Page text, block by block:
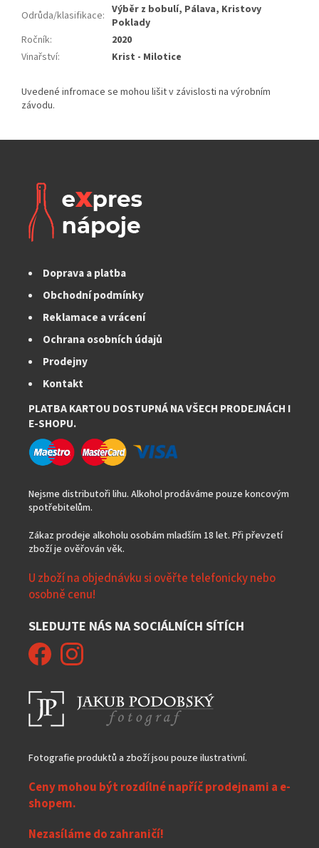
Odrůda/klasifikace: Výběr z bobulí, Pálava, Kristovy
Poklady
Ročník:
2020
Vinařství: Krist - Milotice
Doprava a platba
Obchodní podmínky
Reklamace a vrácení
Ochrana osobních údajů
Prodejny
Kontakt
PLATBA KARTOU DOSTUPNÁ NA VŠECH PRODEJNÁCH I
E-SHOPU.
Nejsme distributoři lihu. Alkohol prodáváme pouze koncovým
spotřebitelům.
Zákaz prodeje alkoholu osobám mladším 18 let. Při převzetí
zboží je ověřován věk.
U zboží na objednávku si ověřte telefonicky nebo
osobně cenu!
SLEDUJTE NÁS NA SOCIÁLNÍCH SÍTÍCH
Fotografie produktů a zboží jsou pouze ilustrativní.
Ceny mohou být rozdílné napříč prodejnami a e-
shopem.
Nezasíláme do zahraničí!